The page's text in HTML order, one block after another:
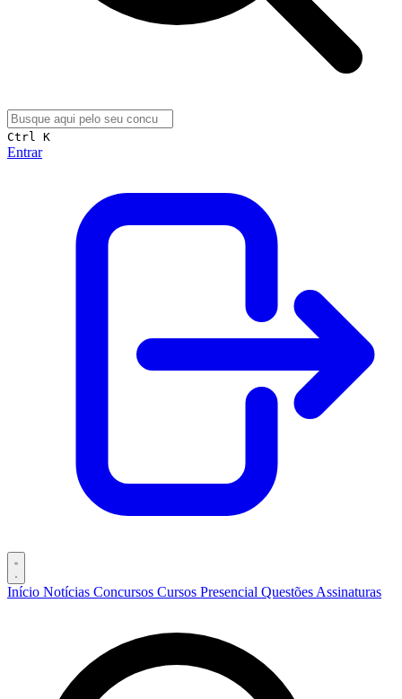
Ctrl K
Entrar
Início Notícias Concursos Cursos Presencial Questões Assinaturas